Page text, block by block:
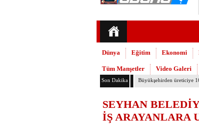
Dünya Eğitim Ekonomi
Tüm Manşetler Video Galeri
Son Dakika Adana’daki cinayetler
SEYHAN
İŞ ARAYANLARA